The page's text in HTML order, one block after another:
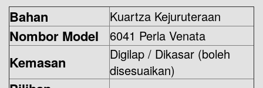
Bahan Kuartza Kejuruteraan
Nombor Model 6041 Perla Venata
Kemasan
Digilap / Dikasar (boleh
disesuaikan)